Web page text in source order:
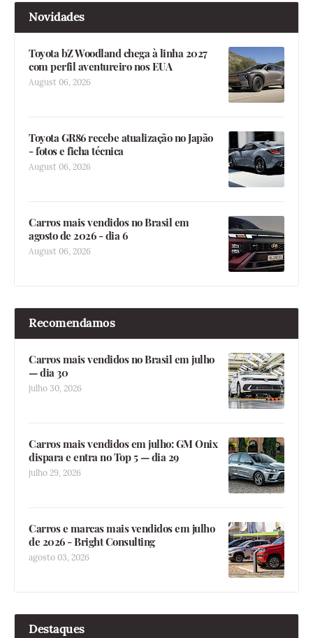
Novidades
Toyota bZ Woodland chega à linha 2027
com perfil aventureiro nos EUA
August 06, 2026
Toyota GR86 recebe atualização no Japão
- fotos e ficha técnica
August 06, 2026
Carros mais vendidos no Brasil em
agosto de 2026 - dia 6
August 06, 2026
Recomendamos
Carros mais vendidos no Brasil em julho
— dia 30
julho 30, 2026
Carros mais vendidos em julho: GM Onix
dispara e entra no Top 5 — dia 29
julho 29, 2026
Carros e marcas mais vendidos em julho
de 2026 - Bright Consulting
agosto 03, 2026
Destaques